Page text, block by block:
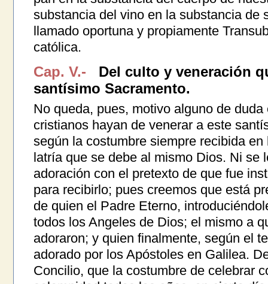
substancia del vino en la substancia de
llamado oportuna y propiamente
católica.
Cap. V.-
Del culto y veneración
santísimo Sacramento.
No queda, pues, motivo alguno de
cristianos hayan de venerar a este
según la costumbre siempre recibida
latría que se debe al mismo Dios. Ni se
adoración con el pretexto de que fue
para recibirlo; pues creemos que está
de quien el Padre Eterno,
todos los Angeles de Dios; el mismo a
adoraron; y quien finalmente, según el
adorado por los Apóstoles en Galilea.
Concilio, que la costumbre de celebrar